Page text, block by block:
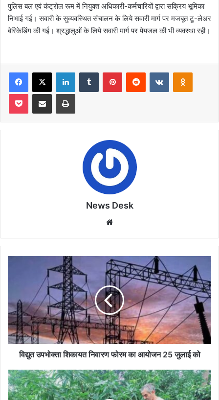
पुलिस बल एवं कंट्रोल रूम में नियुक्त अधिकारी-कर्मचारियों द्वारा सक्रिय भूमिका
निभाई गई। सवारी के सुव्यवस्थित संचालन के लिये सवारी मार्ग पर मजबूत टू-लेअर
बेरिकेडिंग की गई। श्रद्धालुओं के लिये सवारी मार्ग पर पेयजल की भी व्यवस्था रही।
Facebook
X LinkedInTumblr PinterestReddit VKontakte
Pocket Share via Email Print
News Desk
फोरम
का
आयोजन
25
जुलाई
विद्युत उपभोक्ता शिकायत निवारण फोरम का आयोजन 25 जुलाई को
खुशियों
की
दास्‍तां: